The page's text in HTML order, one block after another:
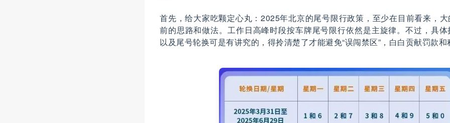
首先，给大家吃颗定心丸：2025年北京的尾号限行政策，至少在目前看来，
前的思路和做法。工作日高峰时段按车牌尾号限行依然是主旋律。不过，具
以及尾号轮换可是有讲究的，得拎清楚了才能避免“误闯禁区”，白白贡献罚款和